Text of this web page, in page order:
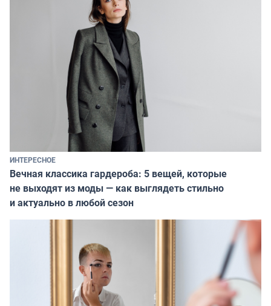
ИНТЕРЕСНОЕ
Вечная классика гардероба: 5 вещей, которые
не выходят из моды — как выглядеть стильно
и актуально в любой сезон